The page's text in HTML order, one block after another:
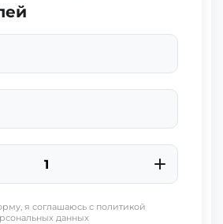
я соглашаюсь с политикой
данных